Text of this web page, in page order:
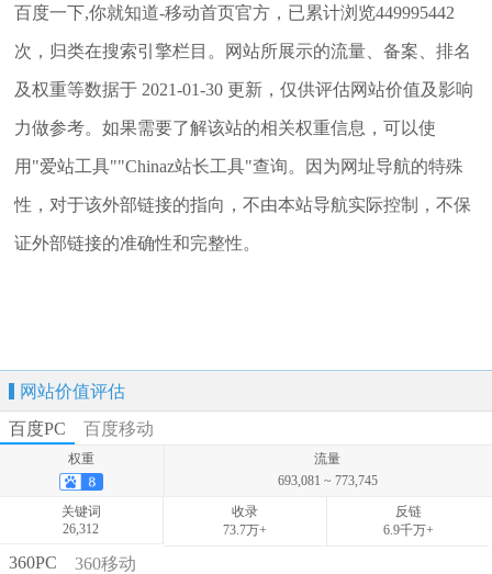
百度一下,你就知道-移动首页官方，已累计浏览449995442
次，归类在搜索引擎栏目。网站所展示的流量、备案、排名
及权重等数据于 2021-01-30 更新，仅供评估网站价值及影响
力做参考。如果需要了解该站的相关权重信息，可以使
用"爱站工具""Chinaz站长工具"查询。因为网址导航的特殊
性，对于该外部链接的指向，不由本站导航实际控制，不保
证外部链接的准确性和完整性。
网站价值评估
百度PC
百度移动
权重
流量
693,081 ~ 773,745
关键词
26,312
收录
73.7万+
反链
6.9千万+
权重
360PC 360移动